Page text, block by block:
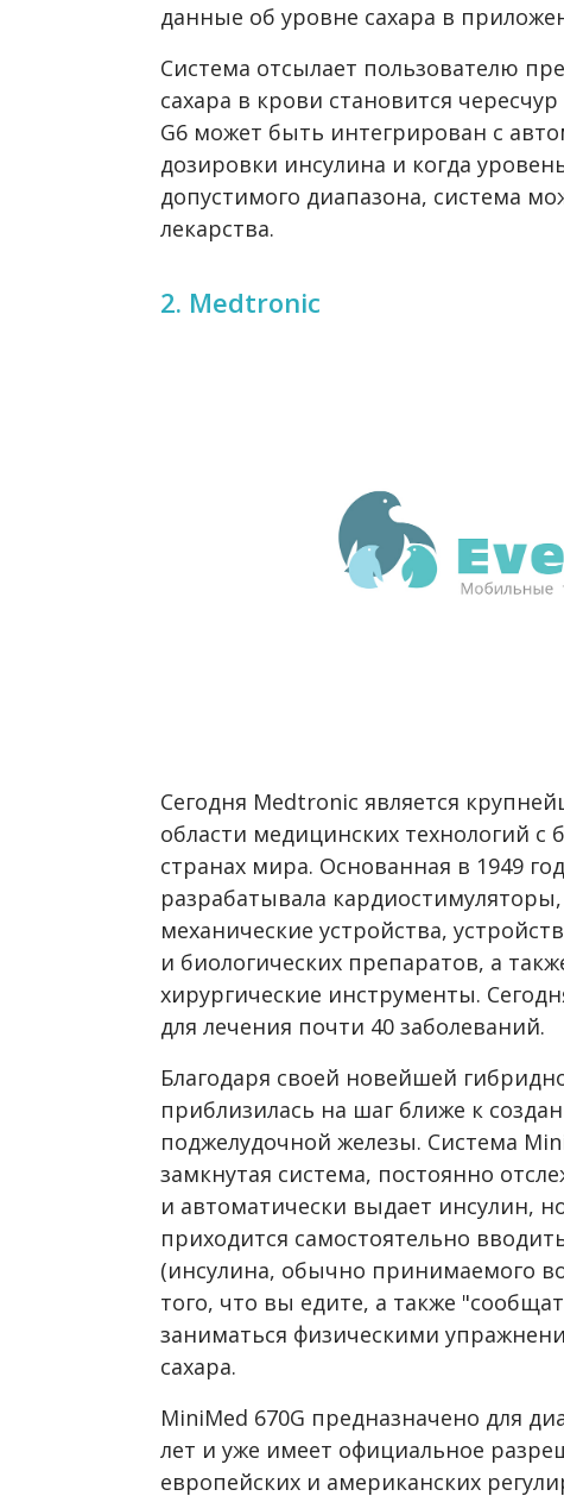
данные об уровне сахара в
Система отсылает пользователю
сахара в крови становится
G6 может быть интегрирован с
дозировки инсулина и когда
допустимого диапазона, система
лекарства.
2. Medtronic
Сегодня Medtronic является
области медицинских технологий с
странах мира. Основанная в 1949
разрабатывала
механические устройства,
и биологических препаратов, а
хирургические инструменты.
для лечения почти 40 заболеваний.
Благодаря своей новейшей
приблизилась на шаг ближе к
поджелудочной железы. Система
замкнутая система, постоянно
и автоматически выдает инсулин,
приходится самостоятельно
(инсулина, обычно принимаемого
того, что вы едите, а также
заниматься физическими
сахара.
MiniMed 670G предназначено для
лет и уже имеет официальное
европейских и американских